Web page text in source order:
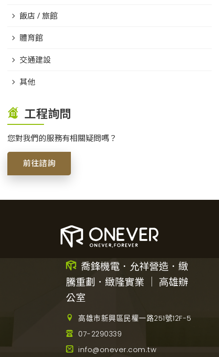
飯店 / 旅館
體育館
交通建設
其他
工程詢問
您對我們的服務有相關疑問嗎？
前往諮詢
喬鋒機電．允祥營造．緻
騰重劃．緻隆實業 ｜ 高雄辦
公室
高雄市新興區民權一路251號12F-5
07-2290339
info@onever.com.tw